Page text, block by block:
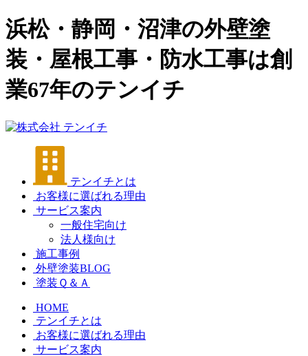
浜松・静岡・沼津の外壁塗
装・屋根工事・防水工事は創
業67年のテンイチ
テンイチとは
お客様に選ばれる理由
サービス案内
一般住宅向け
法人様向け
施工事例
外壁塗装BLOG
塗装Ｑ＆Ａ
HOME
テンイチとは
お客様に選ばれる理由
サービス案内